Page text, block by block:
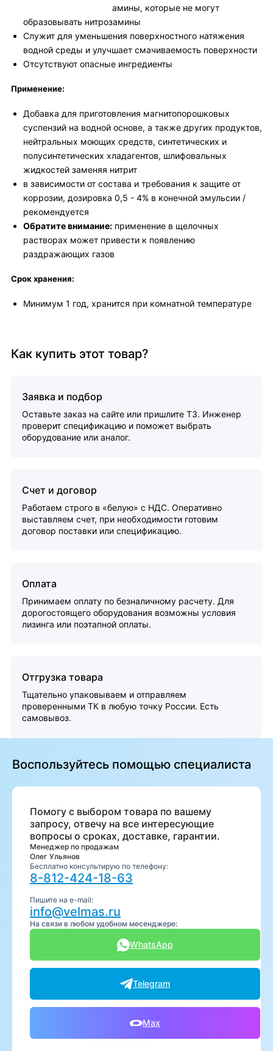
амины, которые не могут
образовывать нитрозамины
Служит для уменьшения поверхностного натяжения
водной среды и улучшает смачиваемость поверхности
Отсутствуют опасные ингредиенты
Применение:
Добавка для приготовления магнитопорошковых
суспензий на водной основе, а также других продуктов,
нейтральных моющих средств, синтетических и
полусинтетических хладагентов, шлифовальных
жидкостей заменяя нитрит
в зависимости от состава и требования к защите от
коррозии, дозировка 0,5 - 4% в конечной эмульсии /
рекомендуется
Обратите внимание: применение в щелочных
растворах может привести к появлению
раздражающих газов
Срок хранения:
Минимум 1 год, хранится при комнатной температуре
Как купить этот товар?
Заявка и подбор
Оставьте заказ на сайте или пришлите ТЗ. Инженер
проверит спецификацию и поможет выбрать
оборудование или аналог.
Счет и договор
Работаем строго в «белую» с НДС. Оперативно
выставляем счет, при необходимости готовим
договор поставки или спецификацию.
Оплата
Принимаем оплату по безналичному расчету. Для
дорогостоящего оборудования возможны условия
лизинга или поэтапной оплаты.
Отгрузка товара
Тщательно упаковываем и отправляем
проверенными ТК в любую точку России. Есть
самовывоз.
Воспользуйтесь помощью специалиста
Помогу с выбором товара по вашему
запросу, отвечу на все интересующие
вопросы о сроках, доставке, гарантии.
Менеджер по продажам
Олег Ульянов
Бесплатно консультирую по телефону:
8-812-424-18-63
Пишите на e-mail:
info@velmas.ru
На связи в любом удобном месенджере:
WhatsApp
Telegram
Max